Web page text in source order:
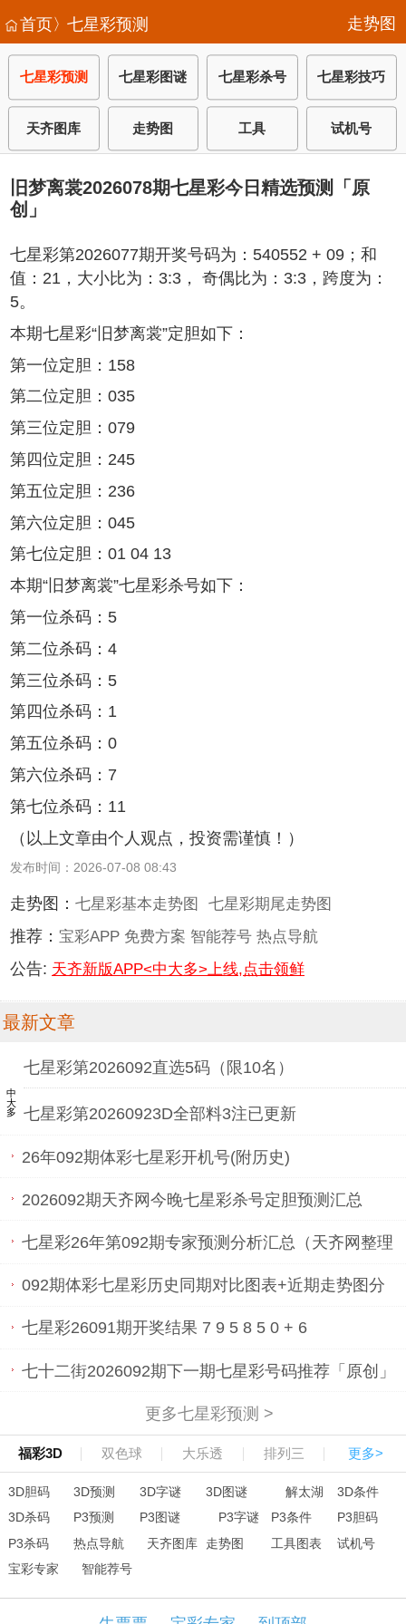
首页〉七星彩预测 走势图
七星彩预测 七星彩图谜 七星彩杀号 七星彩技巧
天齐图库 走势图 工具 试机号
旧梦离裳2026078期七星彩今日精选预测「原
创」
七星彩第2026077期开奖号码为：540552 + 09；和
值：21，大小比为：3:3， 奇偶比为：3:3，跨度为：
5。
本期七星彩“旧梦离裳”定胆如下：
第一位定胆：158
第二位定胆：035
第三位定胆：079
第四位定胆：245
第五位定胆：236
第六位定胆：045
第七位定胆：01 04 13
本期“旧梦离裳”七星彩杀号如下：
第一位杀码：5
第二位杀码：4
第三位杀码：5
第四位杀码：1
第五位杀码：0
第六位杀码：7
第七位杀码：11
（以上文章由个人观点，投资需谨慎！）
发布时间：2026-07-08 08:43
走势图： 七星彩基本走势图 七星彩期尾走势图
推荐： 宝彩APP 免费方案 智能荐号 热点导航
公告: 天齐新版APP<中大多>上线,点击领鲜
最新文章
中大多
七星彩第2026092直选5码（限10名）
七星彩第20260923D全部料3注已更新
26年092期体彩七星彩开机号(附历史)
2026092期天齐网今晚七星彩杀号定胆预测汇总
七星彩26年第092期专家预测分析汇总（天齐网整理
发布）
092期体彩七星彩历史同期对比图表+近期走势图分
析七星彩26091期开奖结果 7 9 5 8 5 0 + 6
七十二街2026092期下一期七星彩号码推荐「原创」
更多七星彩预测 >
福彩3D 双色球 大乐透 排列三 更多>
3D胆码 3D预测 3D字谜 3D图谜 解太湖
3D条件
3D杀码
P3预测 P3图谜 P3字谜 P3条件
P3胆码
P3杀码
热点导航 天齐图库 走势图 工具图表
试机号
宝彩专家
智能荐号